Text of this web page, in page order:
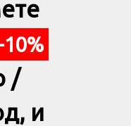
10%
/
и